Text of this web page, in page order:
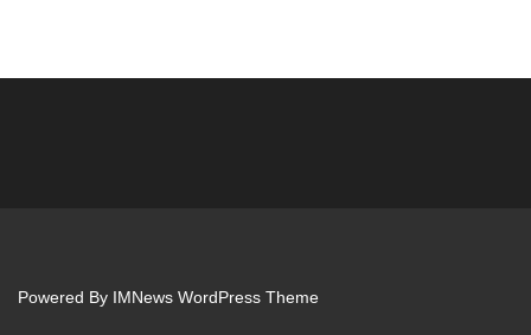
Powered By IMNews WordPress Theme